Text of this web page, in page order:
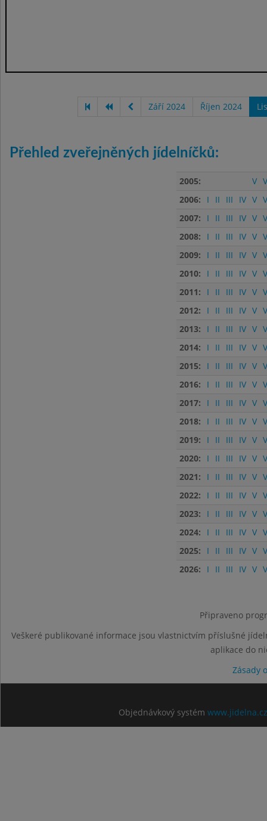
Září 2024 Říjen 2024
Přehled zveřejněných jídelníčků:
2005: V
2006:
I II III IV V
2007:
I II III IV V
2008:
I II III IV V
2009:
I II III IV V
2010:
I II III IV V
2011:
I II III IV V
2012:
I II III IV V
2013:
I II III IV V
2014:
I II III IV V
2015:
I II III IV V
2016:
I II III IV V
2017:
I II III IV V
2018:
I II III IV V
2019:
I II III IV V
2020:
I II III IV V
2021:
I II III IV V
2022:
I II III IV V
2023:
I II III IV V
2024:
I II III IV V
2025:
I II III IV V
2026:
I II III IV V
Připraveno
Veškeré publikované informace jsou vlastnictvím příslušné
aplikace do
Zásady
Objednávkový systém www.jidelna.cz